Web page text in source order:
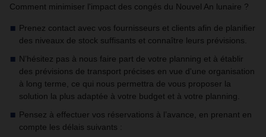
Comment minimiser l'impact des congés du Nouvel An lunaire ?
Prenez contact avec vos fournisseurs et clients afin de planifier
des niveaux de stock suffisants et connaître leurs prévisions.
N’hésitez pas à nous faire part de votre planning et à établir
des prévisions de transport précises en vue d'une organisation
à long terme, ce qui nous permettra de vous proposer la
solution la plus adaptée à votre budget et à votre planning.
Pensez à effectuer vos réservations à l’avance, en prenant en
compte les délais suivants :